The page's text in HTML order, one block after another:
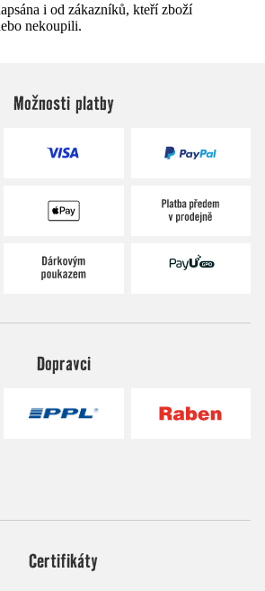
i od zákazníků, kteří zboží
nekoupili.
Možnosti platby
Dopravci
Certifikáty